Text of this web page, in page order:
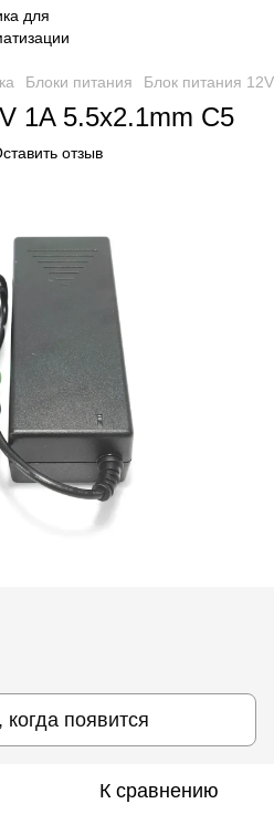
Блоки питания Блок питания
1A 5.5x2.1mm C5
отзыв
появится
К сравнению